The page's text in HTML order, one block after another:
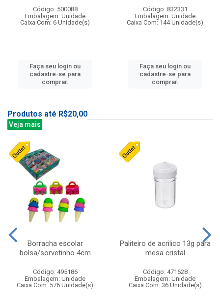
Código: 500088
Embalagem: Unidade
Caixa Com: 6 Unidade(s)
Faça seu login ou
cadastre-se para
comprar.
Código: 832331
Embalagem: Unidade
Caixa Com: 144 Unidade(s)
Faça seu login ou
cadastre-se para
comprar.
Produtos até R$20,00
Veja mais
Borracha escolar
bolsa/sorvetinho 4cm
Código: 495186
Embalagem: Unidade
Caixa Com: 576 Unidade(s)
Paliteiro de acrilico 13g para
mesa cristal
Código: 471628
Embalagem: Unidade
Caixa Com: 36 Unidade(s)